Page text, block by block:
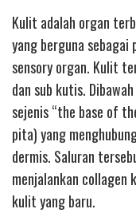
Kulit adalah organ
yang berguna
sensory organ. Kulit
dan sub kutis.
sejenis “the base of
pita) yang
dermis. Saluran
menjalankan collagen
kulit yang baru.